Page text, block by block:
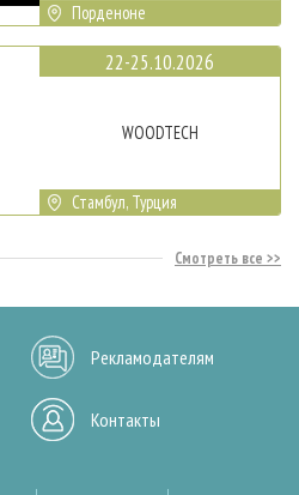
Порденоне
22-25.10.2026
WOODTECH
Стамбул, Турция
Смотреть все
Рекламодателям
Контакты